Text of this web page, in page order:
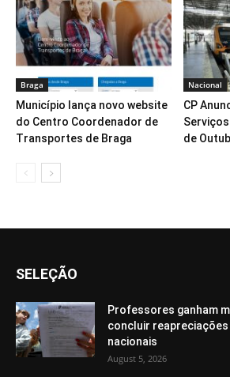
Braga
Município lança novo website
do Centro Coordenador de
Transportes de Braga
Nacional
CP
de
SELEÇÃO
Professores ganham
concluir reapreciações
nacionais
August 5, 2026